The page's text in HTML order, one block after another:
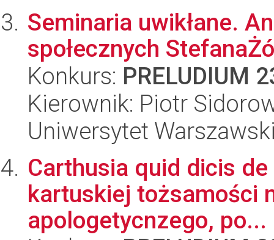
Seminaria uwikłane.
społecznych
Konkurs: PRELUDIUM
Kierownik: Piotr
Uniwersytet
Carthusia quid dicis
kartuskiej tożsamości
apologetycnzego, po...